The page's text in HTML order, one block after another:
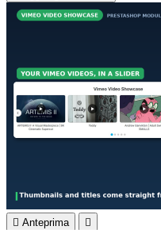
 Anteprima 